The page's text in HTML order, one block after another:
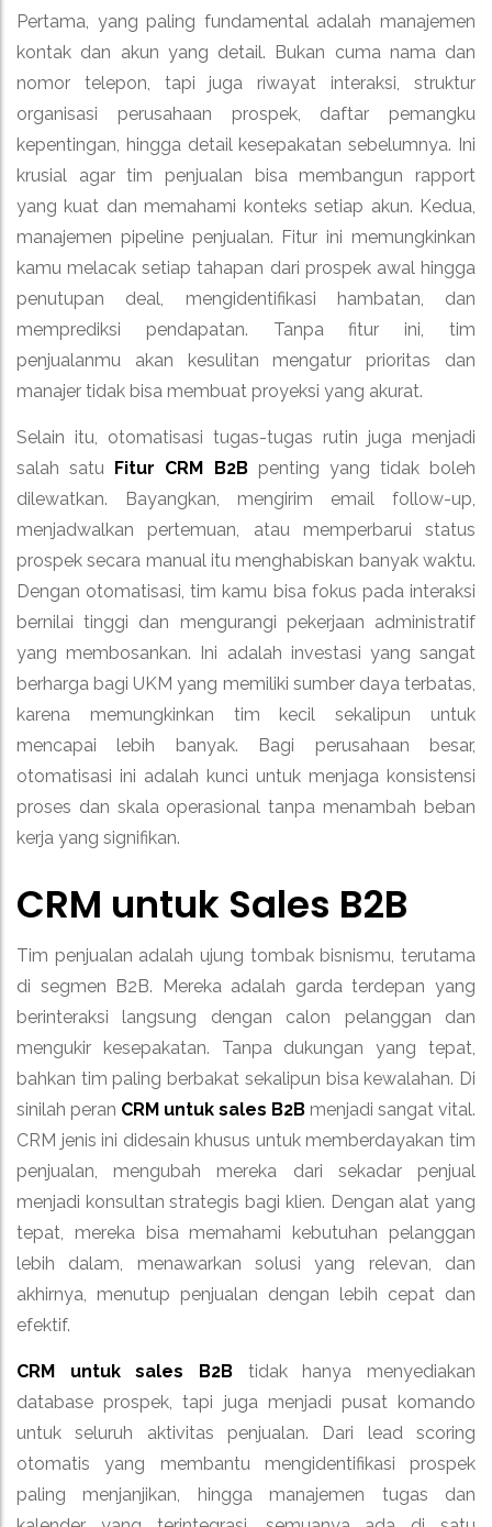
Pertama, yang paling fundamental adalah manajemen
kontak dan akun yang detail. Bukan cuma nama dan
nomor telepon, tapi juga riwayat interaksi, struktur
organisasi perusahaan prospek, daftar pemangku
kepentingan, hingga detail kesepakatan sebelumnya. Ini
krusial agar tim penjualan bisa membangun rapport
yang kuat dan memahami konteks setiap akun. Kedua,
manajemen pipeline penjualan. Fitur ini memungkinkan
kamu melacak setiap tahapan dari prospek awal hingga
penutupan deal, mengidentifikasi hambatan, dan
memprediksi pendapatan. Tanpa fitur ini, tim
penjualanmu akan kesulitan mengatur prioritas dan
manajer tidak bisa membuat proyeksi yang akurat.
Selain itu, otomatisasi tugas-tugas rutin juga menjadi
salah satu Fitur CRM B2Bpenting yang tidak boleh
dilewatkan. Bayangkan, mengirim email follow-up,
menjadwalkan pertemuan, atau memperbarui status
prospek secara manual itu menghabiskan banyak waktu.
Dengan otomatisasi, tim kamu bisa fokus pada interaksi
bernilai tinggi dan mengurangi pekerjaan administratif
yang membosankan. Ini adalah investasi yang sangat
berharga bagi UKM yang memiliki sumber daya terbatas,
karena memungkinkan tim kecil sekalipun untuk
mencapai lebih banyak. Bagi perusahaan besar,
otomatisasi ini adalah kunci untuk menjaga konsistensi
proses dan skala operasional tanpa menambah beban
kerja yang signifikan.
CRM untuk Sales B2B
Tim penjualan adalah ujung tombak bisnismu, terutama
di segmen B2B. Mereka adalah garda terdepan yang
berinteraksi langsung dengan calon pelanggan dan
mengukir kesepakatan. Tanpa dukungan yang tepat,
bahkan tim paling berbakat sekalipun bisa kewalahan. Di
sinilah peran CRM untuk sales B2B menjadi sangat vital.
CRM jenis ini didesain khusus untuk memberdayakan tim
penjualan, mengubah mereka dari sekadar penjual
menjadi konsultan strategis bagi klien. Dengan alat yang
tepat, mereka bisa memahami kebutuhan pelanggan
lebih dalam, menawarkan solusi yang relevan, dan
akhirnya, menutup penjualan dengan lebih cepat dan
efektif.
CRM untuk sales B2B tidak hanya menyediakan
database prospek, tapi juga menjadi pusat komando
untuk seluruh aktivitas penjualan. Dari lead scoring
otomatis yang membantu mengidentifikasi prospek
paling menjanjikan, hingga manajemen tugas dan